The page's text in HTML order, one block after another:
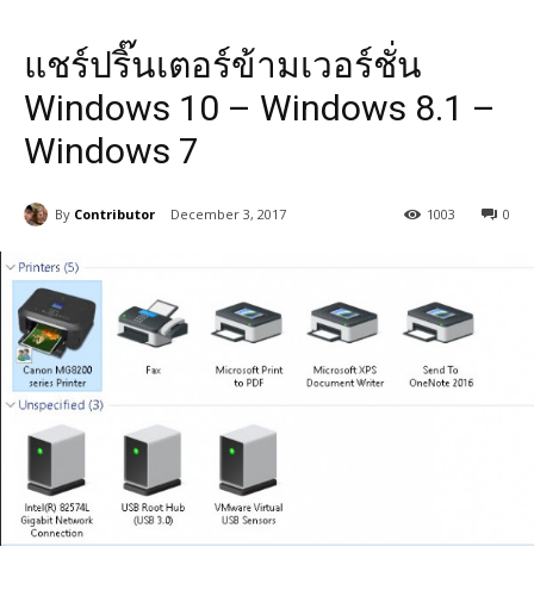
แชร์ปริ๊นเตอร์ข้ามเวอร์ชั่น
Windows 10 – Windows 8.1 –
Windows 7
By Contributor December 3, 2017 0
1003